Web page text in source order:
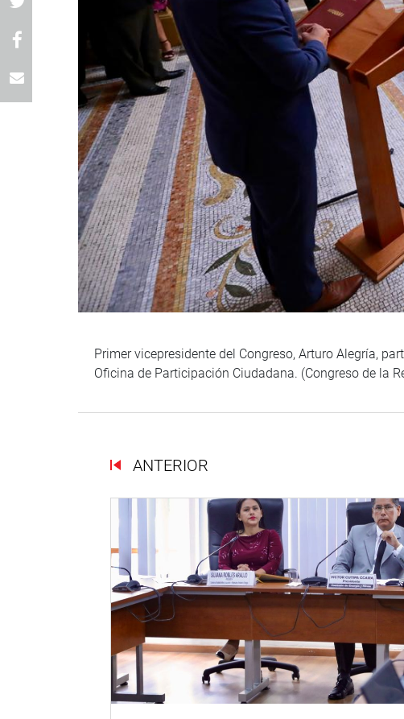
Primer vicepresidente del Congreso, Arturo Alegría,
Oficina de Participación Ciudadana. (Congreso de la
ANTERIOR